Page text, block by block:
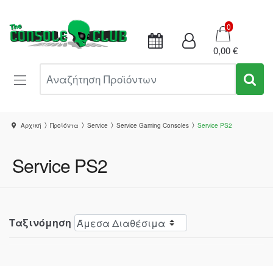
Καλάθι
0
0,00 €
Αρχική Προϊόντα Service Service Gaming Consoles Service PS2
Service PS2
Ταξινόμηση